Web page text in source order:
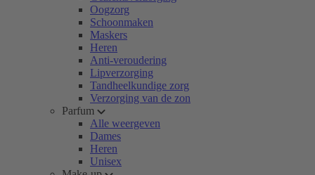
Oogzorg
Schoonmaken
Maskers
Heren
Anti-veroudering
Lipverzorging
Tandheelkundige zorg
Verzorging van de zon
Parfum
Alle weergeven
Dames
Heren
Unisex